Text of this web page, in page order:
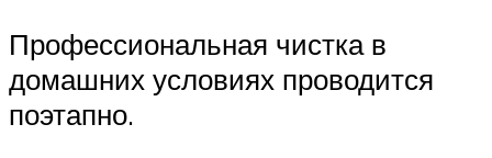
Профессиональная чистка в
домашних условиях проводится
поэтапно.